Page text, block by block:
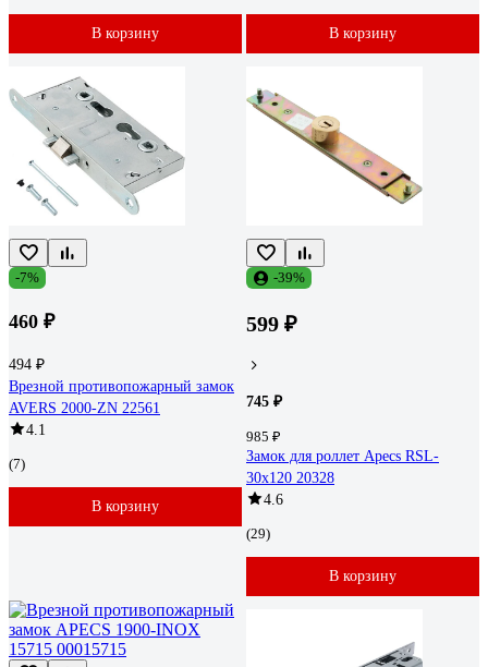
В корзину В корзину
-7%
460 ₽
494 ₽
Врезной противопожарный замок
AVERS 2000-ZN 22561
4.1
(7)
В корзину
-39%
599 ₽
745 ₽
985 ₽
Замок для роллет Apecs RSL-
30x120 20328
4.6
(29)
В корзину